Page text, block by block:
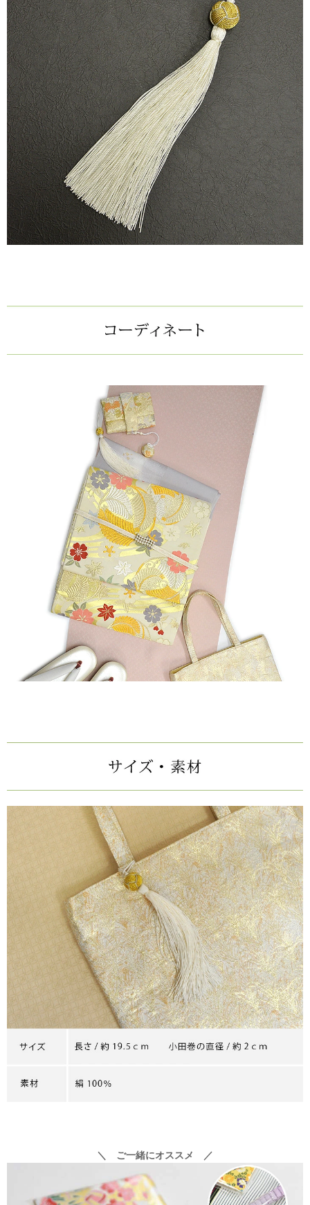
＼ ご一緒にオススメ ／